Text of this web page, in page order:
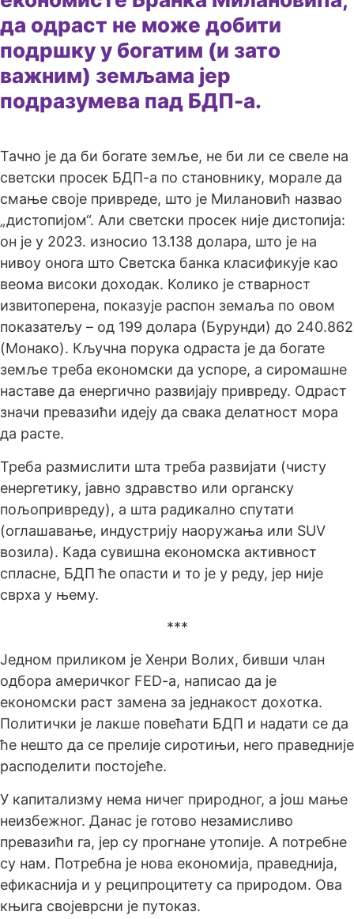
да одраст не може добити
подршку у богатим (и зато
важним) земљама јер
подразумева пад БДП-а.
Тачно је да би богате земље, не би ли се свеле на
светски просек БДП-а по становнику, морале да
смање своје привреде, што је Милановић назвао
„дистопијом“. Али светски просек није дистопија:
он је у 2023. износио 13.138 долара, што је на
нивоу онога што Светска банка класификује као
веома високи доходак. Колико је стварност
извитоперена, показује распон земаља по овом
показатељу – од 199 долара (Бурунди) до 240.862
(Монако). Кључна порука одраста је да богате
земље треба економски да успоре, а сиромашне
наставе да енергично развијају привреду. Одраст
значи превазићи идеју да свака делатност мора
да расте.
Треба размислити шта треба развијати (чисту
енергетику, јавно здравство или органску
пољопривреду), а шта радикално спутати
(оглашавање, индустрију наоружања или SUV
возила). Када сувишна економска активност
спласне, БДП ће опасти и то је у реду, јер није
сврха у њему.
***
Једном приликом је Хенри Волих, бивши члан
одбора америчког FED-a, написао да је
економски раст замена за једнакост дохотка.
Политички је лакше повећати БДП и надати се да
ће нешто да се прелије сиротињи, него праведније
расподелити постојеће.
У капитализму нема ничег природног, а још мање
неизбежног. Данас је готово незамисливо
превазићи га, јер су прогнане утопије. А потребне
су нам. Потребна је нова економија, праведнија,
ефикаснија и у реципроцитету са природом. Ова
књига својеврсни је путоказ.